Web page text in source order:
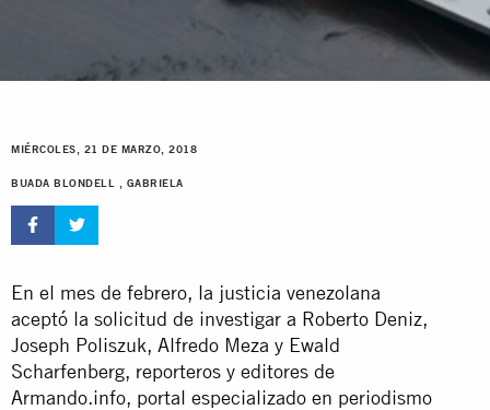
MIÉRCOLES, 21 DE MARZO, 2018
BUADA BLONDELL , GABRIELA
En el mes de febrero, la justicia venezolana
aceptó la solicitud de investigar a Roberto Deniz,
Joseph Poliszuk, Alfredo Meza y Ewald
Scharfenberg, reporteros y editores de
Armando.info, portal especializado en periodismo